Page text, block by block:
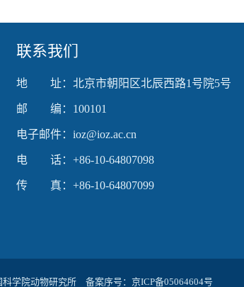
联系我们
地 址：北京市朝阳区北辰西路1号院5号
邮 编：100101
电子邮件：ioz@ioz.ac.cn
电 话：+86-10-64807098
传 真：+86-10-64807099
学院动物研究所 备案序号： 京ICP备05064604号